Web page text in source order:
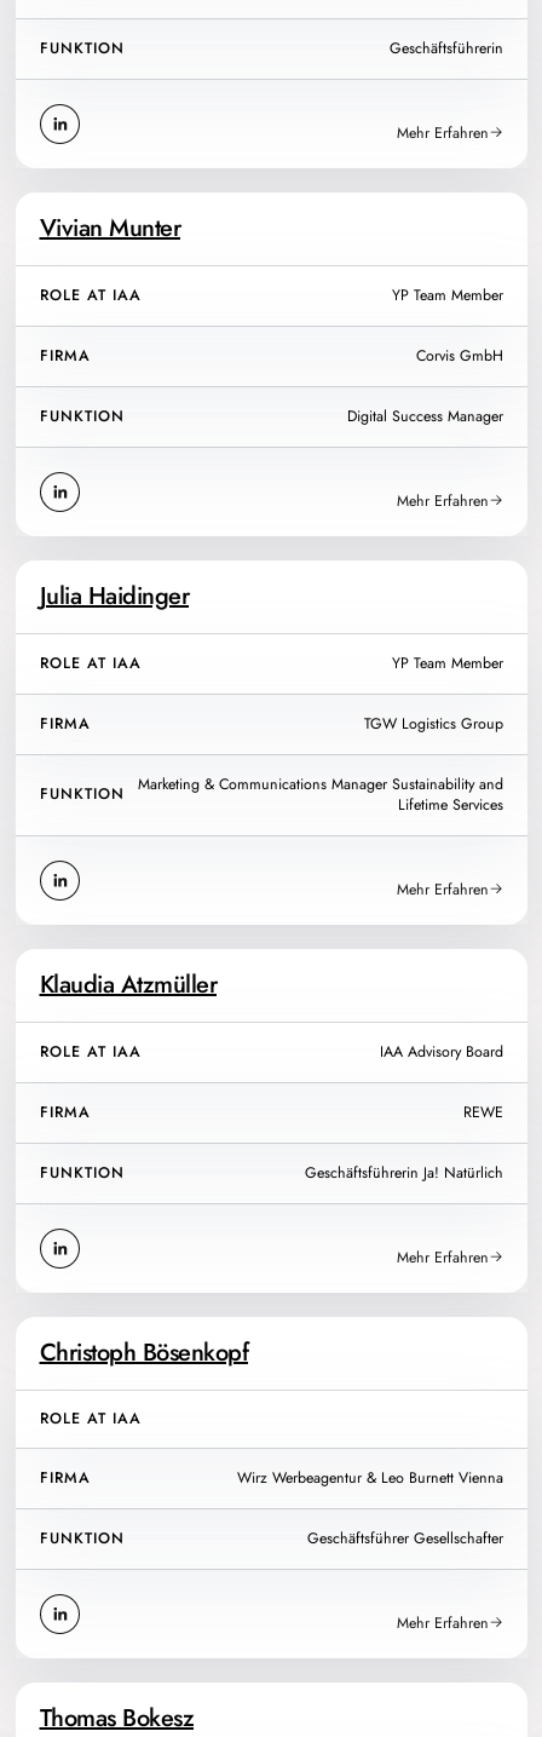
FUNKTION Geschäftsführerin
Mehr Erfahren
Vivian Munter
ROLE AT IAA YP Team Member
FIRMA Corvis GmbH
FUNKTION Digital Success Manager
Mehr Erfahren
Julia Haidinger
ROLE AT IAA YP Team Member
FIRMA TGW Logistics Group
FUNKTION
Marketing & Communications Manager Sustainability and
Lifetime Services
Mehr Erfahren
Klaudia Atzmüller
ROLE AT IAA IAA Advisory Board
FIRMA REWE
FUNKTION Geschäftsführerin Ja! Natürlich
Mehr Erfahren
Christoph Bösenkopf
ROLE AT IAA
FIRMA Wirz Werbeagentur & Leo Burnett Vienna
FUNKTION Geschäftsführer Gesellschafter
Mehr Erfahren
Thomas Bokesz